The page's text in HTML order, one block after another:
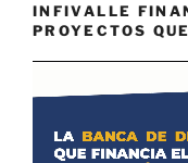
INFIVALLE
PROYECTOS
de